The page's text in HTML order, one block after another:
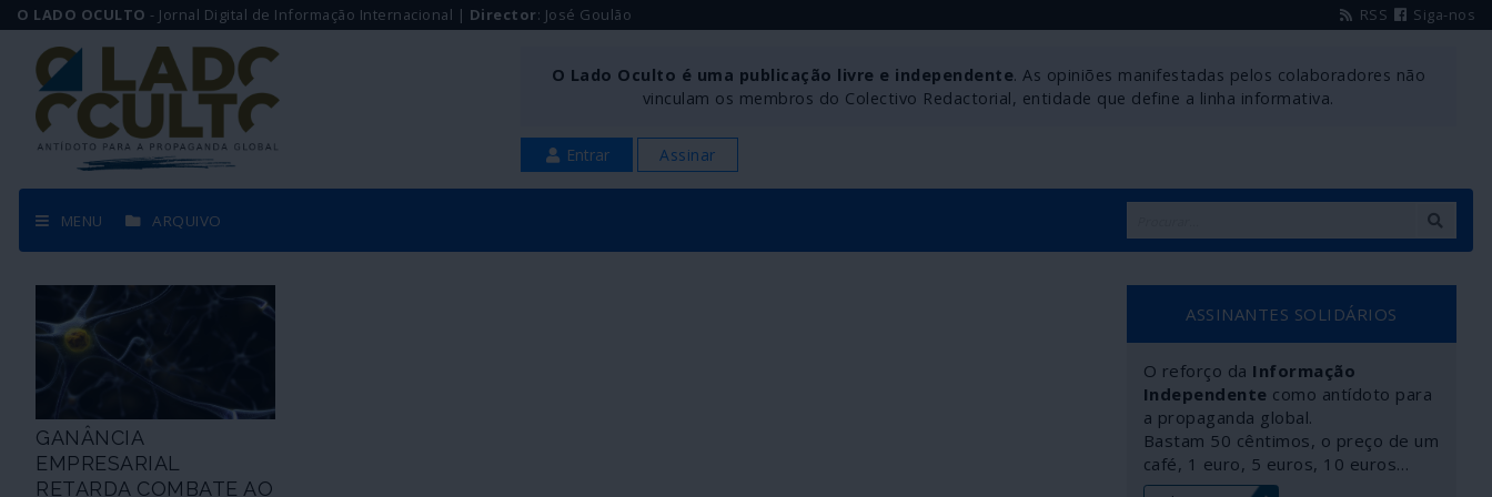
O LADO OCULTO - Jornal Digital de Informação Internacional | Director: José Goulão RSS Siga-nos
O Lado Oculto é uma publicação livre e independente. As opiniões manifestadas pelos colaboradores não
vinculam os membros do Colectivo Redactorial, entidade que define a linha informativa.
Entrar Assinar
MENU ARQUIVO
GANÂNCIA
EMPRESARIAL
RETARDA COMBATE AO
ASSINANTES SOLIDÁRIOS
O reforço da Informação
Independente como antídoto para
a propaganda global.
Bastam 50 cêntimos, o preço de um
café, 1 euro, 5 euros, 10 euros…